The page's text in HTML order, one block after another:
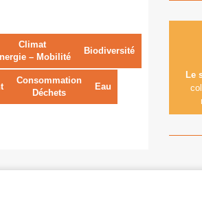
Climat
– Mobilité
Biodiversité
Consommation
Déchets
Eau
Le